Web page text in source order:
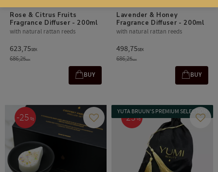
Rose & Citrus Fruits
Fragrance Diffuser - 200ml
with natural rattan reeds
623,75SEK
686,25SEK
BUY
Lavender & Honey
Fragrance Diffuser - 200ml
with natural rattan reeds
498,75SEK
686,25SEK
BUY
25 % Add to favorites
23%
YUTA BRUUN'S PREMIUM SELECTION
Add